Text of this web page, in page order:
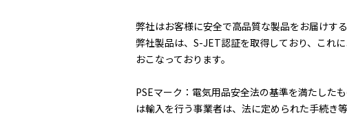
弊社はお客様に安全で高品質な製品をお届けす
弊社製品は、S-JET認証を取得しており、これ
おこなっております。
PSEマーク：電気用品安全法の基準を満たした
は輸入を行う事業者は、法に定められた手続き